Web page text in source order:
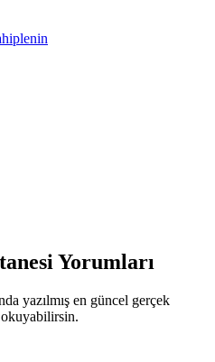
Yorumları
yazılmış en güncel gerçek